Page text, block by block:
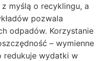
myślą o recyklingu, a
pozwala
odpadów. Korzystanie
– wymienne
redukuje wydatki w